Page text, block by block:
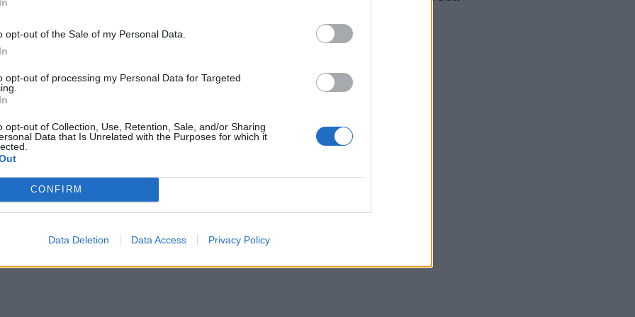
opt-out of the Sale of my Personal Data.
opt-out of processing my Personal Data for Targeted
opt-out of Collection, Use, Retention, Sale, and/or Sharing
Data that Is Unrelated with the Purposes for which it
CONFIRM
Data Deletion Data Access Privacy Policy
η Σάρα Τζέσικα Πάρκερ είπε
να κάνει «κάποια
«δεν θα το αποκαλούσα
«Θα ήθελα να δω πού
κόσμος έχει αλλάξει από την
δικτύωσης. Η σεξουαλική
το Time’s Up… Νομίζω ότι η Κάρι
τα συναισθήματα και
/ reader